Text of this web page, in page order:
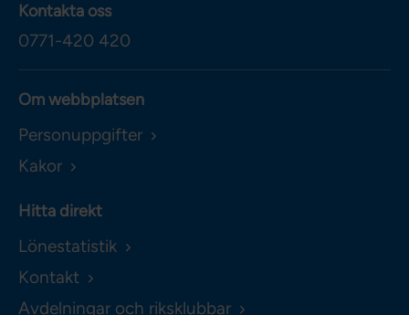
Kontakta oss
0771-420 420
Om webbplatsen
Personuppgifter
Kakor
Hitta direkt
Lönestatistik
Kontakt
Avdelningar och riksklubbar